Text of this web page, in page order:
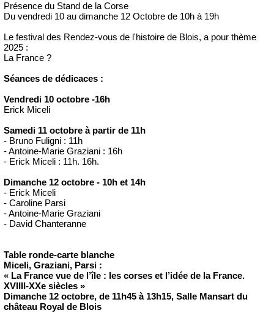
Présence du Stand de la Corse
Du vendredi 10 au dimanche 12 Octobre de 10h à 19h
Le festival des Rendez-vous de l'histoire de Blois, a pour thème
2025 :
La France ?
Séances de dédicaces :
Vendredi 10 octobre -16h
Erick Miceli
Samedi 11 octobre à partir de 11h
- Bruno Fuligni : 11h
- Antoine-Marie Graziani : 16h
- Erick Miceli : 11h. 16h.
Dimanche 12 octobre - 10h et 14h
- Erick Miceli
- Caroline Parsi
- Antoine-Marie Graziani
- David Chanteranne
Table ronde-carte blanche
Miceli, Graziani, Parsi :
« La France vue de l’île : les corses et l’idée de la France.
XVIIII-XXe siècles »
Dimanche 12 octobre, de 11h45 à 13h15, Salle Mansart du
château Royal de Blois